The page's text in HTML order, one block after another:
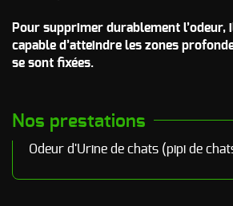
Pour supprimer durablement
capable d’atteindre les zones
se sont fixées.
Nos prestations
Odeur d'Urine de chats (pipi de